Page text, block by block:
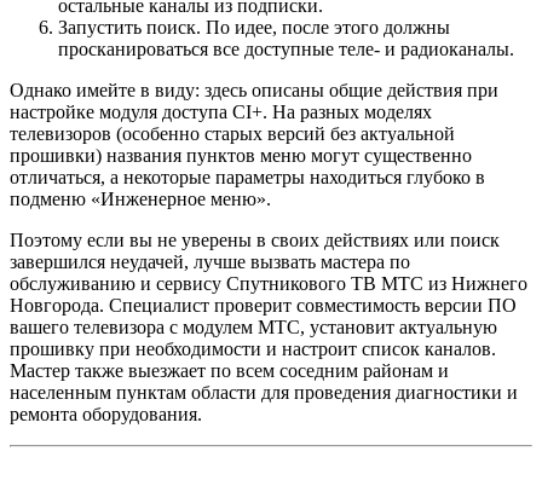
остальные каналы из подписки.
Запустить поиск. По идее, после этого должны
просканироваться все доступные теле- и радиоканалы.
Однако имейте в виду: здесь описаны общие действия при
настройке модуля доступа CI+. На разных моделях
телевизоров (особенно старых версий без актуальной
прошивки) названия пунктов меню могут существенно
отличаться, а некоторые параметры находиться глубоко в
подменю «Инженерное меню».
Поэтому если вы не уверены в своих действиях или поиск
завершился неудачей, лучше вызвать мастера по
обслуживанию и сервису Спутникового ТВ МТС из Нижнего
Новгорода. Специалист проверит совместимость версии ПО
вашего телевизора с модулем МТС, установит актуальную
прошивку при необходимости и настроит список каналов.
Мастер также выезжает по всем соседним районам и
населенным пунктам области для проведения диагностики и
ремонта оборудования.